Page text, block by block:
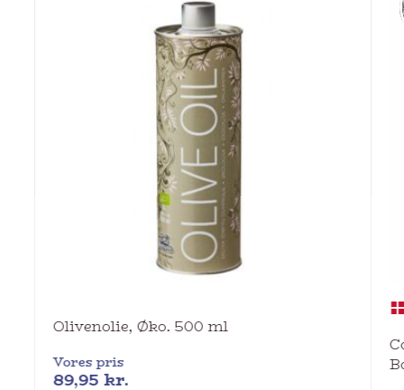
Olivenolie, Øko. 500 ml
Vores pris
89,95 kr.